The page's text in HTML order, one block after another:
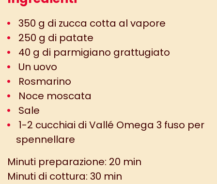
350 g di zucca cotta al vapore
250 g di patate
40 g di parmigiano grattugiato
Un uovo
Rosmarino
Noce moscata
Sale
1-2 cucchiai di Vallé Omega 3 fuso per
spennellare
Minuti preparazione: 20 min
Minuti di cottura: 30 min